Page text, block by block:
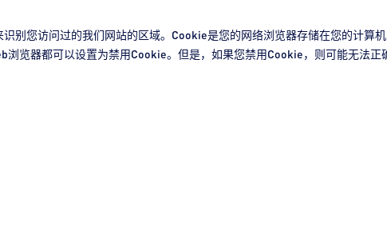
识别您访问过的我们网站的区域。Cookie是您的网络浏览器存储在您的计算
浏览器都可以设置为禁用Cookie。但是，如果您禁用Cookie，则可能无法